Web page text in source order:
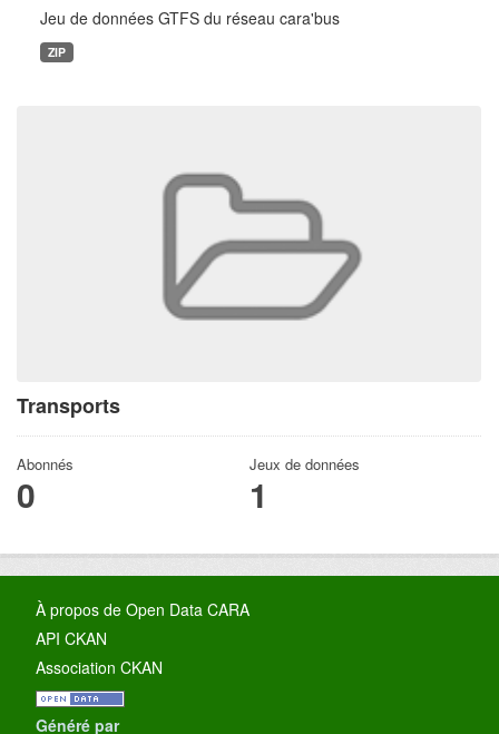
Transports
Abonnés
0
Jeux de données
1
Jeu de données GTFS du réseau cara'bus
ZIP
À propos de Open Data CARA
API CKAN
Association CKAN
Généré par